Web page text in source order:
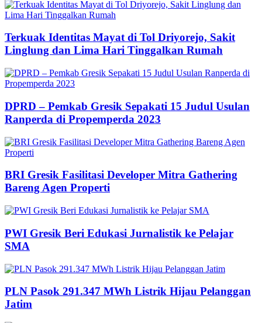
Terkuak Identitas Mayat di Tol Driyorejo, Sakit
Linglung dan Lima Hari Tinggalkan Rumah
DPRD – Pemkab Gresik Sepakati 15 Judul Usulan
Ranperda di Propemperda 2023
BRI Gresik Fasilitasi Developer Mitra Gathering
Bareng Agen Properti
PWI Gresik Beri Edukasi Jurnalistik ke Pelajar
SMA
PLN Pasok 291.347 MWh Listrik Hijau Pelanggan
Jatim